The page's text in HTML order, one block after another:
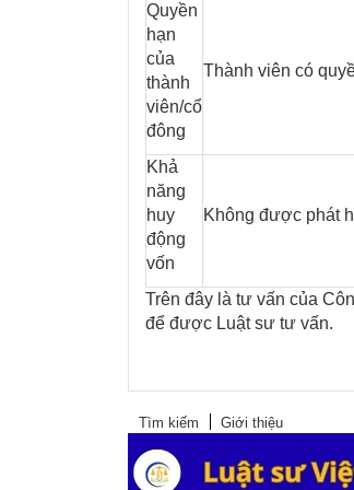
Quyền
hạn
của
thành
viên/cổ
đông
Thành viên có
Khả
năng
huy
động
vốn
Không được phát
Trên đây là tư vấn của
để được Luật sư tư vấn.
Tìm kiếm Giới thiệu